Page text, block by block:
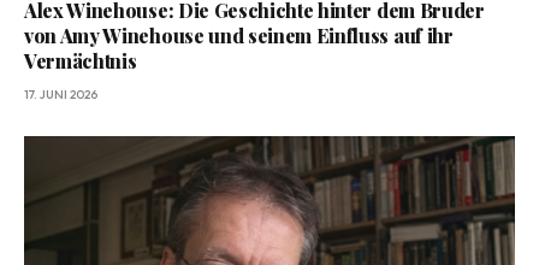
Alex Winehouse: Die Geschichte hinter dem Bruder
von Amy Winehouse und seinem Einfluss auf ihr
Vermächtnis
17. JUNI 2026